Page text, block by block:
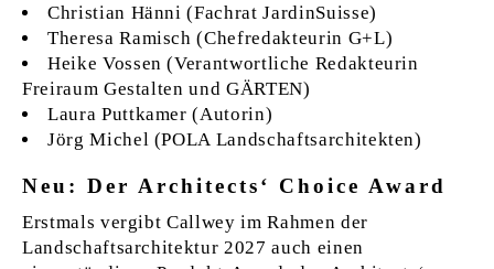
Christian Hänni (Fachrat JardinSuisse)
Theresa Ramisch (Chefredakteurin G+L)
Heike Vossen (Verantwortliche Redakteurin
Freiraum Gestalten und GÄRTEN)
Laura Puttkamer (Autorin)
Jörg Michel (POLA Landschaftsarchitekten)
Neu: Der Architects‘ Choice Award
Erstmals vergibt Callwey im Rahmen der
Landschaftsarchitektur 2027 auch einen